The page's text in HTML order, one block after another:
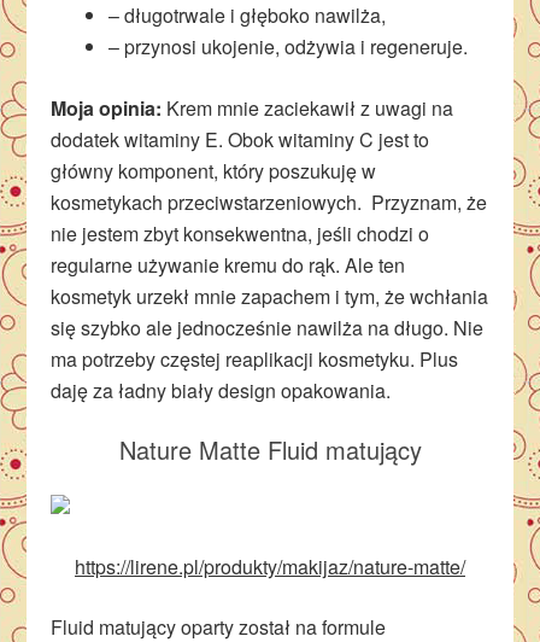
– długotrwale i głęboko nawilża,
– przynosi ukojenie, odżywia i regeneruje.
Moja opinia: Krem mnie zaciekawił z uwagi na
dodatek witaminy E. Obok witaminy C jest to
główny komponent, który poszukuję w
kosmetykach przeciwstarzeniowych. Przyznam, że
nie jestem zbyt konsekwentna, jeśli chodzi o
regularne używanie kremu do rąk. Ale ten
kosmetyk urzekł mnie zapachem i tym, że wchłania
się szybko ale jednocześnie nawilża na długo. Nie
ma potrzeby częstej reaplikacji kosmetyku. Plus
daję za ładny biały design opakowania.
Nature Matte Fluid matujący
https://lirene.pl/produkty/makijaz/nature-matte/
Fluid matujący oparty został na formule